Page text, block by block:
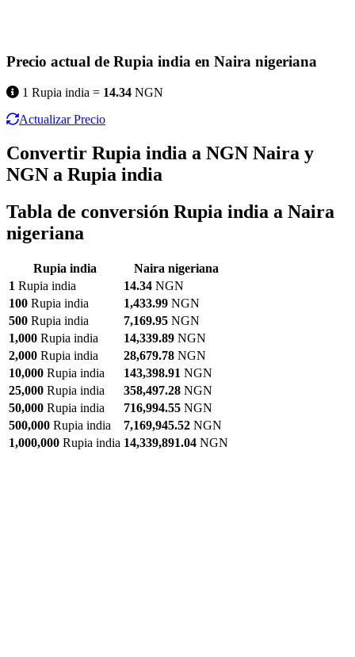
Precio actual de Rupia india en Naira nigeriana
1 Rupia india = 14.34 NGN
Actualizar Precio
Convertir Rupia india a NGN Naira y
NGN a Rupia india
Tabla de conversión Rupia india a Naira
nigeriana
Rupia india
Naira nigeriana
1 Rupia india 14.34 NGN
100 Rupia india 1,433.99 NGN
500 Rupia india 7,169.95 NGN
1,000 Rupia india 14,339.89 NGN
2,000 Rupia india 28,679.78 NGN
10,000 Rupia india 143,398.91 NGN
25,000 Rupia india 358,497.28 NGN
50,000 Rupia india 716,994.55 NGN
500,000 Rupia india 7,169,945.52 NGN
1,000,000 Rupia india 14,339,891.04 NGN